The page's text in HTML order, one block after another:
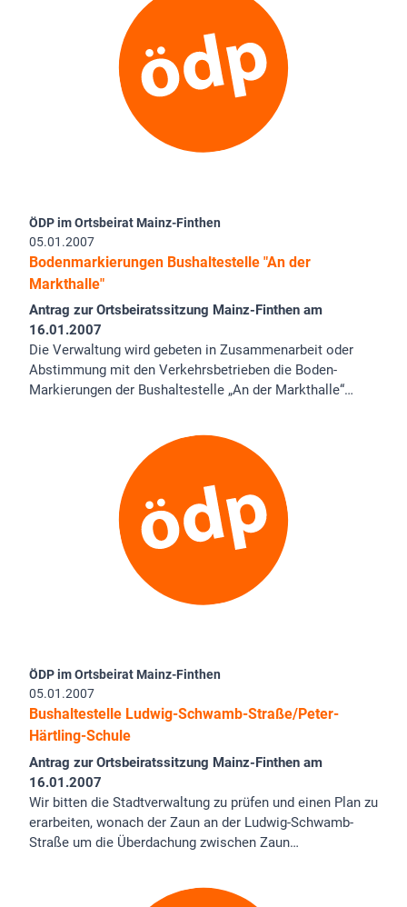
ÖDP im Ortsbeirat Mainz-Finthen
05.01.2007
Bodenmarkierungen Bushaltestelle "An der
Markthalle"
Antrag zur Ortsbeiratssitzung Mainz-Finthen am
16.01.2007
Die Verwaltung wird gebeten in Zusammenarbeit oder
Abstimmung mit den Verkehrsbetrieben die Boden-
Markierungen der Bushaltestelle „An der Markthalle“…
ÖDP im Ortsbeirat Mainz-Finthen
05.01.2007
Bushaltestelle Ludwig-Schwamb-Straße/Peter-
Härtling-Schule
Antrag zur Ortsbeiratssitzung Mainz-Finthen am
16.01.2007
Wir bitten die Stadtverwaltung zu prüfen und einen Plan zu
erarbeiten, wonach der Zaun an der Ludwig-Schwamb-
Straße um die Überdachung zwischen Zaun…